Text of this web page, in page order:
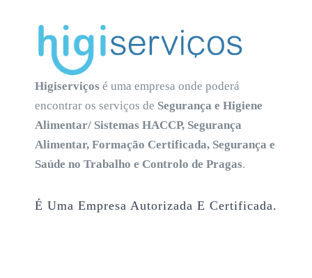
Higiserviços é uma empresa onde poderá
encontrar os serviços de Segurança e Higiene
Alimentar/ Sistemas HACCP, Segurança
Alimentar, Formação Certificada, Segurança e
Saúde no Trabalho e Controlo de Pragas.
É Uma Empresa Autorizada E Certificada.